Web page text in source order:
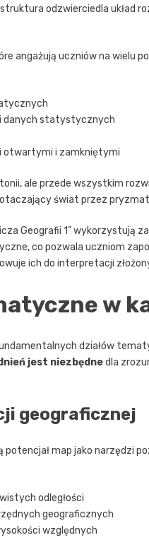
odzwierciedla układ
angażują uczniów na wielu
danych statystycznych
otwartymi i zamkniętymi
ale przede wszystkim
świat przez
Geografii 1” wykorzystują
co pozwala uczniom
ich do interpretacji
w
działów
jest niezbędnedla
geograficznej
map jako narzędzi
odległości
geograficznych
względnych